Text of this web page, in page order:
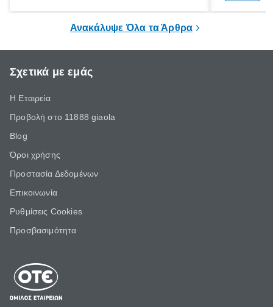
στο πλυντήριο; Μην το κάνεις!
Ανακάλυψε Όλα τα Άρθρα
Σχετικά με εμάς
Η Εταιρεία
Προβολή στο 11888 giaola
Blog
Όροι χρήσης
Προστασία Δεδομένων
Επικοινωνία
Ρυθμίσεις Cookies
Προσβασιμότητα